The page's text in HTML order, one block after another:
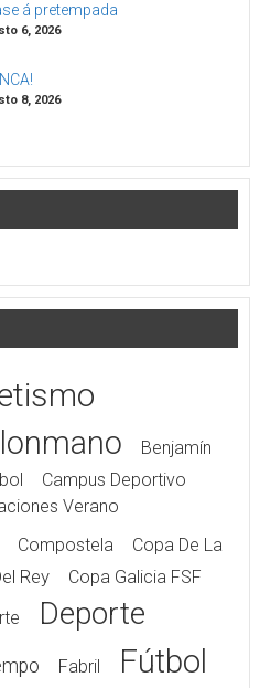
á pretempada
6, 2026
8, 2026
Benjamín
Campus Deportivo
Verano
Compostela
Copa De La
Rey
Copa Galicia FSF
Deporte
Fabril Fútbol